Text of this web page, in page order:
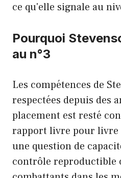
ce qu'elle signale au
Pourquoi
au n°3
Les compétences de
respectées depuis des
placement est resté
rapport livre pour livre
une question de
contrôle reproductible